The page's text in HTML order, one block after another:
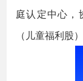
庭认定中心，
（儿童福利股）